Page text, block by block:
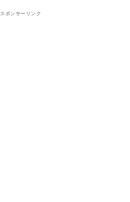
スポンサーリンク